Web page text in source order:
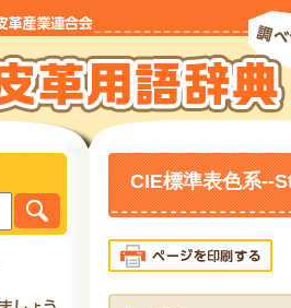
CIE標準表色系--